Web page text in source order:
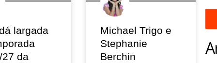
largada
da
Michael Trigo e
Stephanie
Berchin